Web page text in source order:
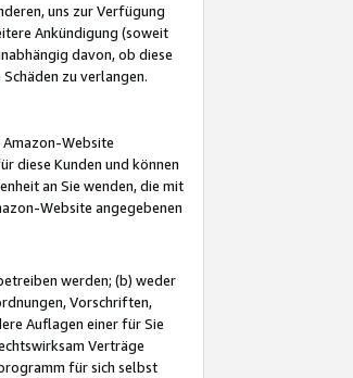
uns zur Verfügung
Ankündigung (soweit
davon, ob diese
zu verlangen.
Amazon-Website
diese Kunden und können
an Sie wenden, die mit
Website angegebenen
werden; (b) weder
Vorschriften,
Auflagen einer für Sie
Verträge
für sich selbst